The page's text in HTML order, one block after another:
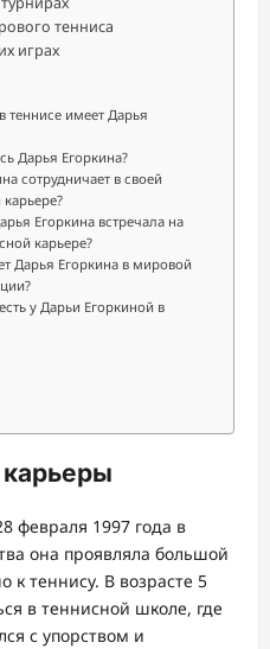
тенниса
играх
теннисе имеет Дарья
Дарья Егоркина?
сотрудничает в своей
Егоркина встречала на
карьере?
Дарья Егоркина в мировой
у Дарьи Егоркиной в
февраля 1997 года в
она проявляла большой
к теннису. В возрасте 5
в теннисной школе, где
с упорством и